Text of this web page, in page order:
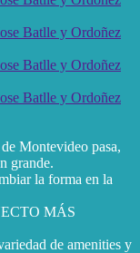
Montevideo pasa,
grande.
la forma en la
MÁS
de amenities y